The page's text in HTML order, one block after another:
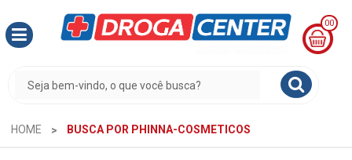
00
CESTA
R$
0,00
HOME BUSCA POR PHINNA-COSMETICOS